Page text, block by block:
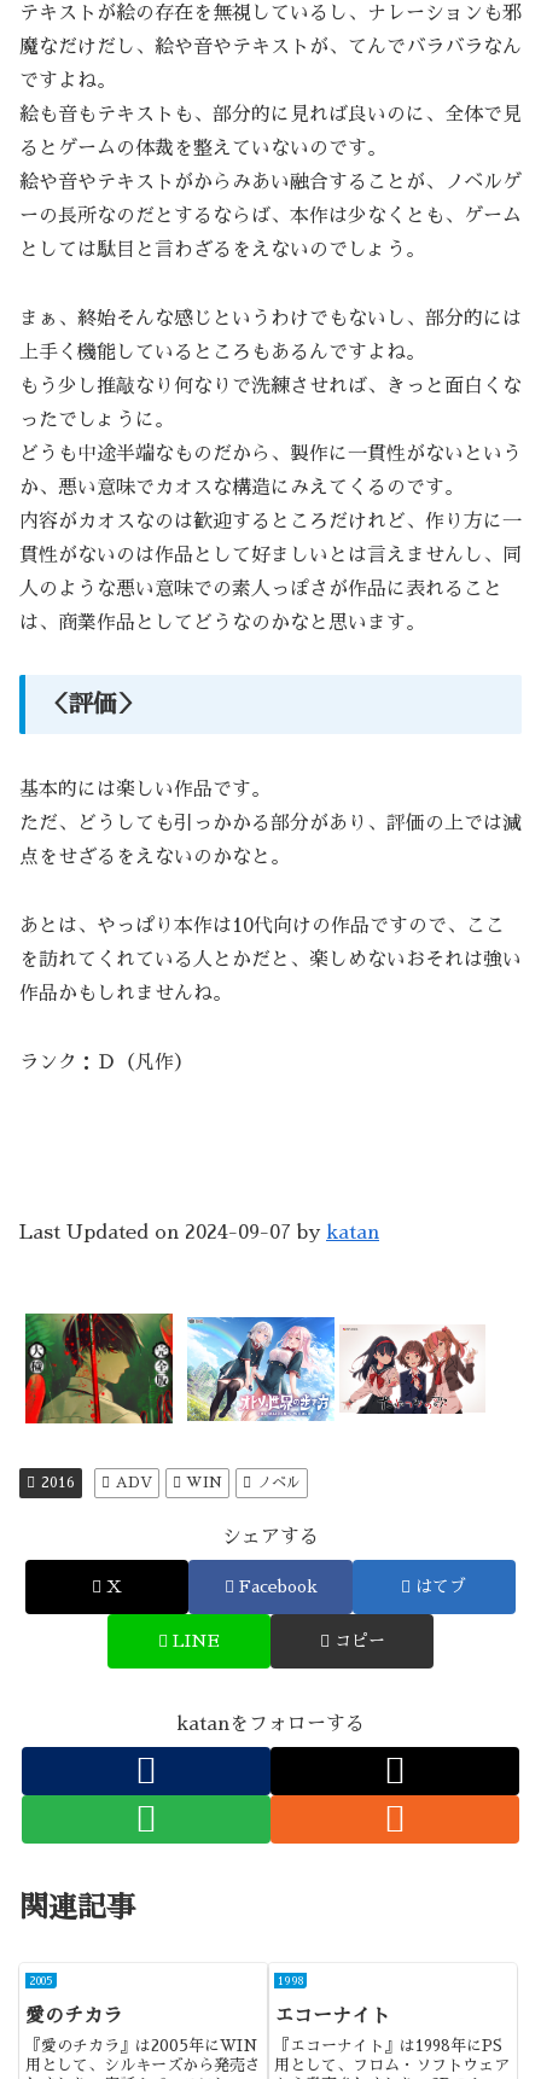
テキストが絵の存在を無視しているし、ナレーションも邪
魔なだけだし、絵や音やテキストが、てんでバラバラなん
ですよね。
絵も音もテキストも、部分的に見れば良いのに、全体で見
るとゲームの体裁を整えていないのです。
絵や音やテキストがからみあい融合することが、ノベルゲ
ーの長所なのだとするならば、本作は少なくとも、ゲーム
としては駄目と言わざるをえないのでしょう。
まぁ、終始そんな感じというわけでもないし、部分的には
上手く機能しているところもあるんですよね。
もう少し推敲なり何なりで洗練させれば、きっと面白くな
ったでしょうに。
どうも中途半端なものだから、製作に一貫性がないという
か、悪い意味でカオスな構造にみえてくるのです。
内容がカオスなのは歓迎するところだけれど、作り方に一
貫性がないのは作品として好ましいとは言えませんし、同
人のような悪い意味での素人っぽさが作品に表れること
は、商業作品としてどうなのかなと思います。
＜評価＞
基本的には楽しい作品です。
ただ、どうしても引っかかる部分があり、評価の上では減
点をせざるをえないのかなと。
あとは、やっぱり本作は10代向けの作品ですので、ここ
を訪れてくれている人とかだと、楽しめないおそれは強い
作品かもしれませんね。
ランク：Ｄ（凡作）
Last Updated on 2024-09-07 by katan
2016 ADV WIN ノベル
シェアする
X Facebook はてブ
LINE コピー
katanをフォローする
関連記事
2005
愛のチカラ
『愛のチカラ』は2005年にWIN
用として、シルキーズから発売さ
1998
エコーナイト
『エコーナイト』は1998年にPS
用として、フロム・ソフトウェア